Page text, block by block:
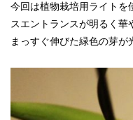
今回は植物栽培用ライトを
スエントランスが明るく華
まっすぐ伸びた緑色の芽